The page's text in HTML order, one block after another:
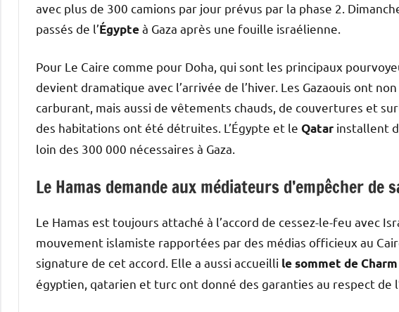
avec plus de 300 camions par jour prévus par la phase 2.
passés de l’Égypteà Gaza après une fouille israélienne.
Pour Le Caire comme pour Doha, qui sont les principaux
devient dramatique avec l’arrivée de l’hiver. Les Gazaouis ont
carburant, mais aussi de vêtements chauds, de couvertures et
des habitations ont été détruites. L’Égypte et le Qatar installent
loin des 300 000 nécessaires à Gaza.
Le Hamas demande aux médiateurs d’empêcher de
Le Hamas est toujours attaché à l’accord de cessez-le-feu avec
mouvement islamiste rapportées par des médias officieux au
signature de cet accord. Elle a aussi accueilli le sommet de
égyptien, qatarien et turc ont donné des garanties au respect de